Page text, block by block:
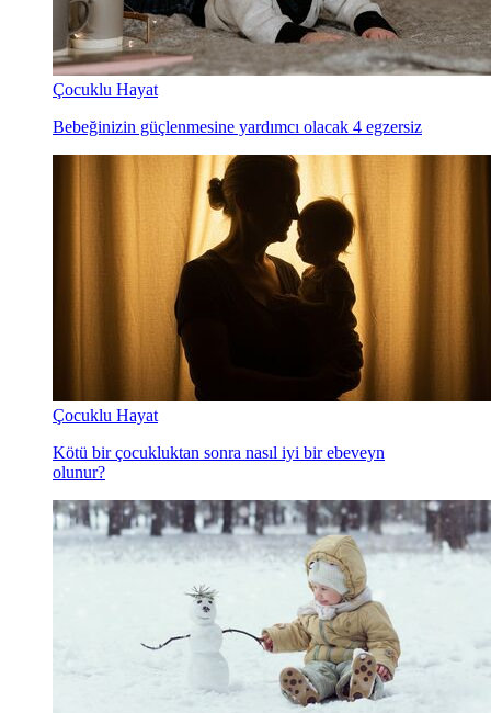
Çocuklu Hayat
Bebeğinizin güçlenmesine yardımcı olacak 4 egzersiz
Çocuklu Hayat
Kötü bir çocukluktan sonra nasıl iyi bir ebeveyn
olunur?